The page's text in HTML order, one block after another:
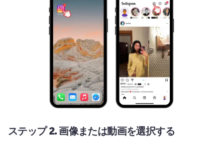
ステップ 2.画像または動画を選択する